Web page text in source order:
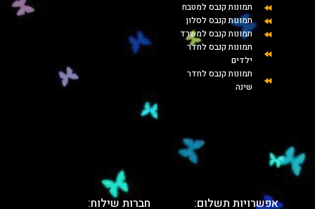
תמונות קנבס למטבח
תמונות קנבס לסלון
תמונות קנבס למשרד
תמונות קנבס לחדר
ילדים
תמונות קנבס לחדר
שינה
אפשרויות תשלום: חברות שילוח: